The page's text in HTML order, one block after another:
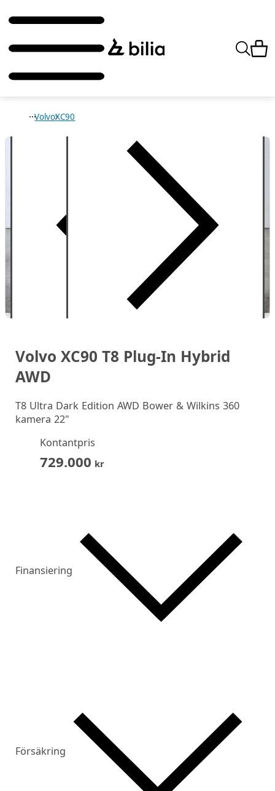
VolvoXC90
Volvo XC90 T8 Plug-In Hybrid
AWD
T8 Ultra Dark Edition AWD Bower & Wilkins 360
kamera 22"
Kontantpris
729.000 kr
Finansiering
Försäkring